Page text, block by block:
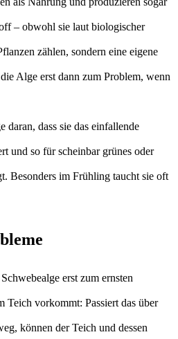
– obwohl sie laut biologischer
zählen, sondern eine eigene
Alge erst dann zum Problem, wenn
daran, dass sie das einfallende
und so für scheinbar grünes oder
Besonders im Frühling taucht sie oft
erst zum ernsten
Teich vorkommt: Passiert das über
können der Teich und dessen